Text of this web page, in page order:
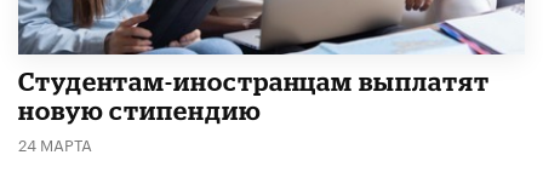
Студентам-иностранцам выплатят
новую стипендию
24 МАРТА